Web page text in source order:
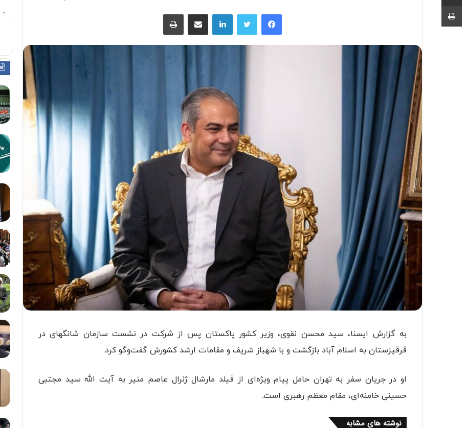
فیسبوک لینکداین
به گزارش ایسنا، سید محسن نقوی، وزیر کشور پاکستان پس از شرکت در نشست سازمان شانگهای در
قرقیزستان به اسلام آباد بازگشت و با شهباز شریف و مقامات ارشد کشورش گفت‌وگو کرد.
او در جریان سفر به تهران حامل پیام ویژه‌ای از فیلد مارشال ژنرال عاصم منیر به آیت الله سید مجتبی
حسینی خامنه‌ای، مقام معظم رهبری است.
نوشته های مشابه